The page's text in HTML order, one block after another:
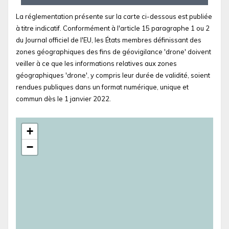
La réglementation présente sur la carte ci-dessous est publiée
à titre indicatif. Conformément à l'article 15 paragraphe 1 ou 2
du Journal officiel de l'EU, les États membres définissant des
zones géographiques des fins de géovigilance 'drone' doivent
veiller à ce que les informations relatives aux zones
géographiques 'drone', y compris leur durée de validité, soient
rendues publiques dans un format numérique, unique et
commun dès le 1 janvier 2022.